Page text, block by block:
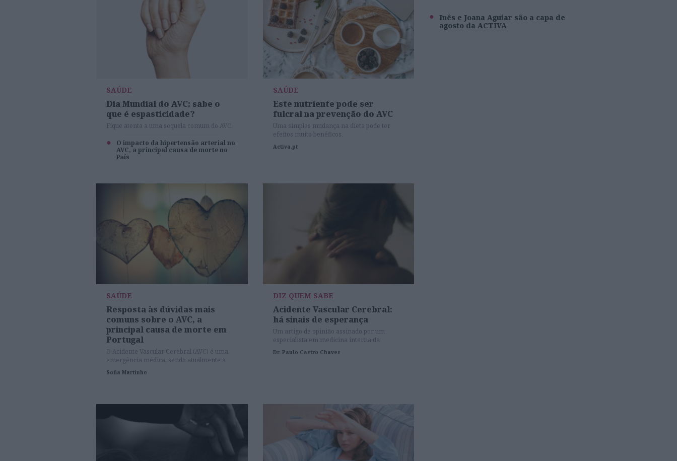
SAÚDE
Dia Mundial do AVC: sabe o
que é espasticidade?
Fique atenta a uma sequela comum do AVC.
O impacto da hipertensão arterial no
AVC, a principal causa de morte no
País
SAÚDE
Este nutriente pode ser
fulcral na prevenção do AVC
Uma simples mudança na dieta pode ter
efeitos muito benéficos.
Activa.pt
SAÚDE
Resposta às dúvidas mais
comuns sobre o AVC, a
principal causa de morte em
Portugal
O Acidente Vascular Cerebral (AVC) é uma
emergência médica, sendo atualmente a
principal causa de morte e incapacidade
permanente no nosso país.
Sofia Martinho
DIZ QUEM SABE
Acidente Vascular Cerebral:
há sinais de esperança
Um artigo de opinião assinado por um
especialista em medicina interna da
Unidade de AVC do Centro Hospitalar e
Universitário São João.
Dr. Paulo Castro Chaves
Inês e Joana Aguiar são a capa de
agosto da ACTIVA